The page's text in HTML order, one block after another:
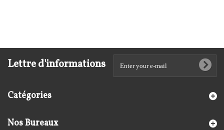
Lettre d'informations
Catégories
Nos Bureaux